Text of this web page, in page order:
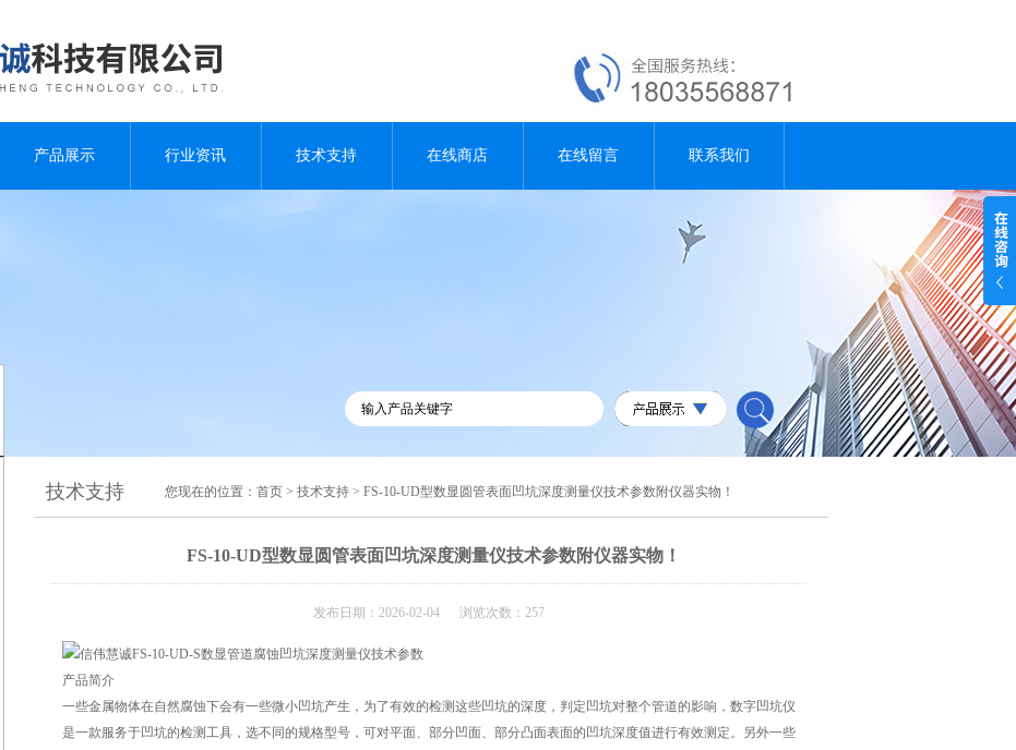
产品展示 行业资讯 技术支持 在线商店 在线留言 联系我们
技术支持 您现在的位置： 首页 > 技术支持 > FS-10-UD型数显圆管表面凹坑深度测量仪技术参数附仪器实物！
FS-10-UD型数显圆管表面凹坑深度测量仪技术参数附仪器实物！
发布日期：2026-02-04 浏览次数：257
产品简介
一些金属物体在自然腐蚀下会有一些微小凹坑产生，为了有效的检测这些凹坑的深度，判定凹坑对整个管道的影响，数字凹坑仪
是一款服务于凹坑的检测工具，选不同的规格型号，可对平面、部分凹面、部分凸面表面的凹坑深度值进行有效测定。另外一些